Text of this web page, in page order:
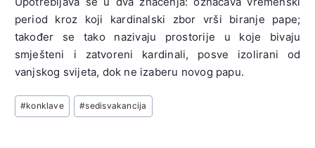
period kroz koji kardinalski zbor vrši biranje pape;
također se tako nazivaju prostorije u koje bivaju
smješteni i zatvoreni kardinali, posve izolirani od
vanjskog svijeta, dok ne izaberu novog papu.
Post
Tags:
#konklave #sedisvakancija